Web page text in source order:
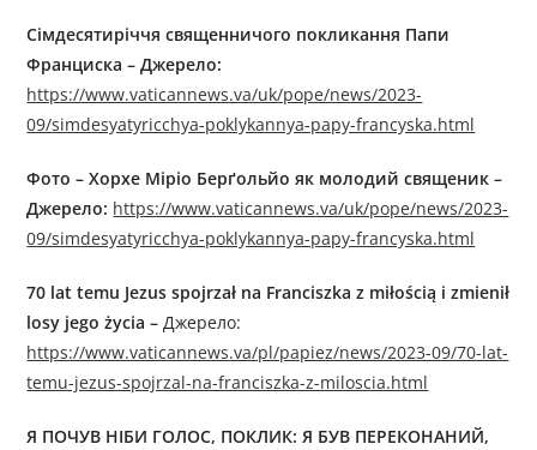
Сімдесятиріччя священничого покликання Папи
Франциска –Джерело:
https://www.vaticannews.va/uk/pope/news/2023-
09/simdesyatyricchya-poklykannya-papy-francyska.html
Фото –Хорхе Міріо Берґольйо як молодий священик –
Джерело: https://www.vaticannews.va/uk/pope/news/2023-
09/simdesyatyricchya-poklykannya-papy-francyska.html
70 lat temu Jezus spojrzał na Franciszka z miłością i zmienił
losy jego życia –Джерелo:
https://www.vaticannews.va/pl/papiez/news/2023-09/70-lat-
temu-jezus-spojrzal-na-franciszka-z-miloscia.html
Я ПОЧУВ НІБИ ГОЛОС, ПОКЛИК: Я БУВ ПЕРЕКОНАНИЙ,